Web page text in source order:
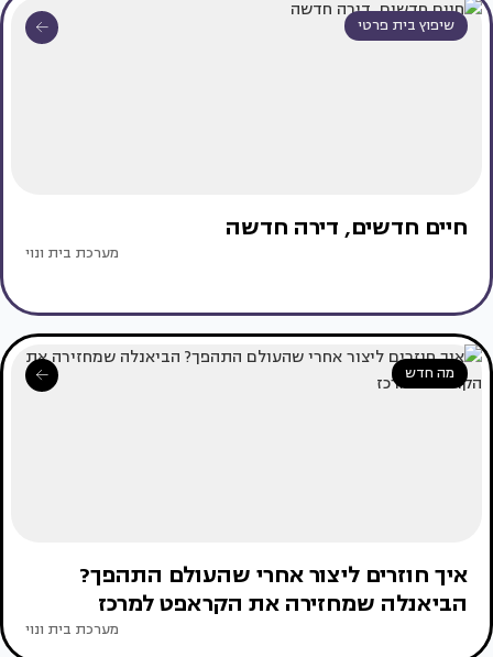
שיפוץ בית פרטי
חיים חדשים, דירה חדשה
מערכת בית ונוי
מה חדש
איך חוזרים ליצור אחרי שהעולם התהפך?
הביאנלה שמחזירה את הקראפט למרכז
מערכת בית ונוי